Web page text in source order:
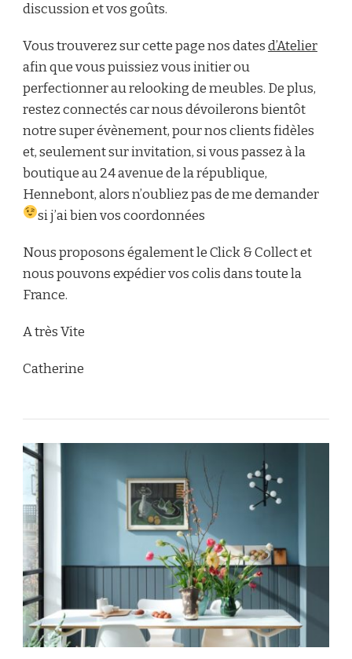
discussion et vos goûts.
Vous trouverez sur cette page nos datesd’Atelier
afin que vous puissiez vous initier ou
perfectionner au relooking de meubles. De plus,
restez connectés car nous dévoilerons bientôt
notre super évènement, pour nos clients fidèles
et, seulement sur invitation, si vous passez à la
boutique au 24 avenue de la république,
Hennebont, alors n’oubliez pas de me demander
si j’ai bien vos coordonnées
Nous proposons également le Click & Collect et
nous pouvons expédier vos colis dans toute la
France.
A très Vite
Catherine